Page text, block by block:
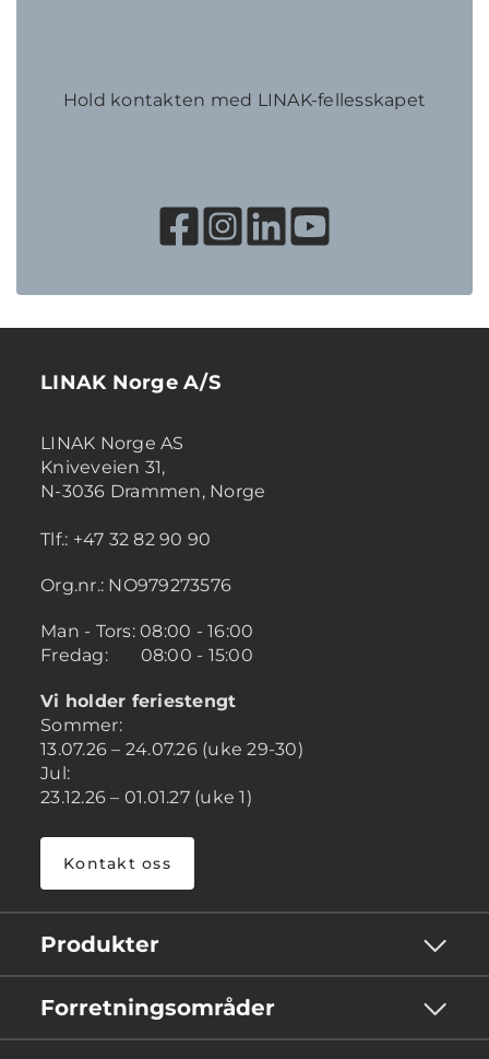
Hold kontakten med LINAK-fellesskapet
LINAK Norge A/S
LINAK Norge AS
Kniveveien 31,
N-3036 Drammen, Norge
Tlf.: +47 32 82 90 90
Org.nr.: NO979273576
Man - Tors: 08:00 - 16:00
Fredag: 08:00 - 15:00
Vi holder feriestengt
Sommer:
13.07.26 – 24.07.26 (uke 29-30)
Jul:
23.12.26 – 01.01.27 (uke 1)
Kontakt oss
Produkter
Forretningsområder